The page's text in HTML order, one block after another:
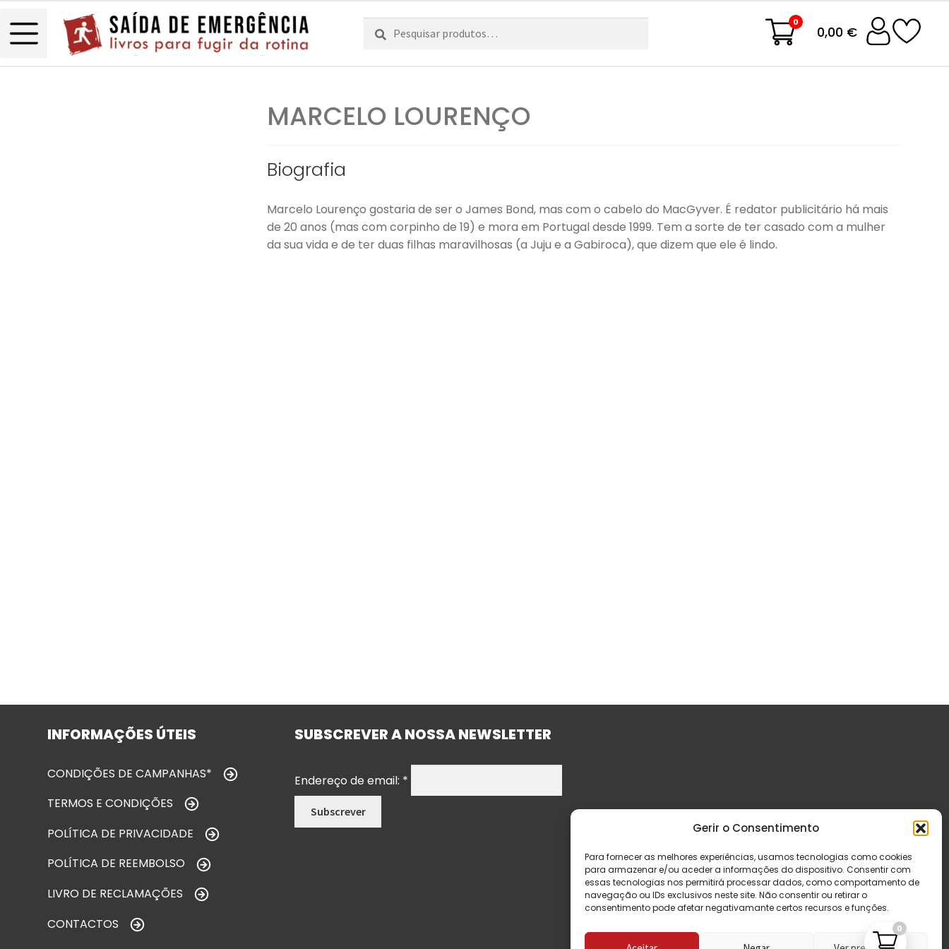
Gerir o Consentimento
Para fornecer as melhores experiências, usamos tecnologias como cookies
para armazenar e/ou aceder a informações do dispositivo. Consentir com
essas tecnologias nos permitirá processar dados, como comportamento de
navegação ou IDs exclusivos neste site. Não consentir ou retirar o
consentimento pode afetar negativamante certos recursos e funções.
Pesquisar
por:
Pesquisa 0
0,00 €
MARCELO LOURENÇO
Biografia
Marcelo Lourenço gostaria de ser o James Bond, mas com o cabelo do MacGyver. É redator publicitário há mais
de 20 anos (mas com corpinho de 19) e mora em Portugal desde 1999. Tem a sorte de ter casado com a mulher
da sua vida e de ter duas filhas maravilhosas (a Juju e a Gabiroca), que dizem que ele é lindo.
INFORMAÇÕES ÚTEIS
CONDIÇÕES DE CAMPANHAS*
TERMOS E CONDIÇÕES
POLÍTICA DE PRIVACIDADE
POLÍTICA DE REEMBOLSO
LIVRO DE RECLAMAÇÕES
CONTACTOS
SUBSCREVER A NOSSA NEWSLETTER
Endereço de email: *
0